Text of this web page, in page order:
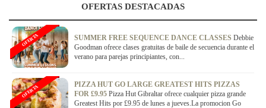
OFERTAS DESTACADAS
SUMMER FREE SEQUENCE DANCE CLASSES Debbie
Goodman ofrece clases gratuitas de baile de secuencia durante el
verano para parejas principiantes, con...
OFERTA
PIZZA HUT GO LARGE GREATEST HITS PIZZAS
FOR £9.95 Pizza Hut Gibraltar ofrece cualquier pizza grande
Greatest Hits por £9.95 de lunes a jueves.La promocion Go
OFERTA